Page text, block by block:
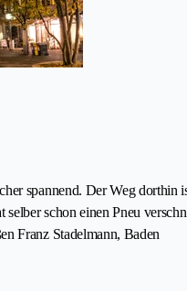
spannend. Der Weg
schon einen Pneu
Franz Stadelmann, Baden